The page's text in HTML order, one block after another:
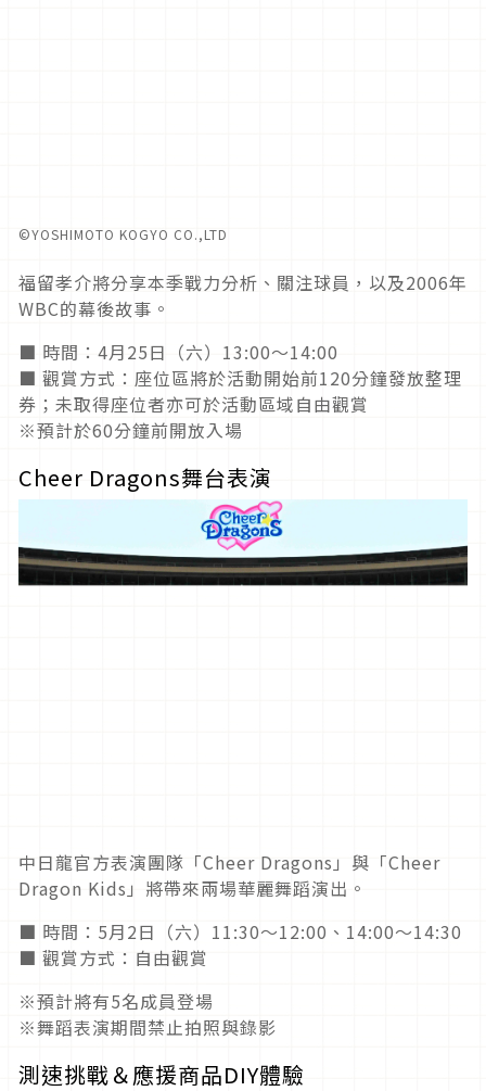
©YOSHIMOTO KOGYO CO.,LTD
福留孝介將分享本季戰力分析、關注球員，以及2006年
WBC的幕後故事。
■ 時間：4月25日（六）13:00～14:00
■ 觀賞方式：座位區將於活動開始前120分鐘發放整理
券；未取得座位者亦可於活動區域自由觀賞
※預計於60分鐘前開放入場
Cheer Dragons舞台表演
中日龍官方表演團隊「Cheer Dragons」與「Cheer
Dragon Kids」將帶來兩場華麗舞蹈演出。
■ 時間：5月2日（六）11:30～12:00、14:00～14:30
■ 觀賞方式：自由觀賞
※預計將有5名成員登場
※舞蹈表演期間禁止拍照與錄影
測速挑戰＆應援商品DIY體驗